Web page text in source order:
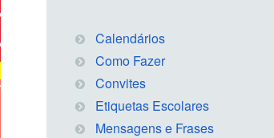
Calendários
Como Fazer
Convites
Etiquetas Escolares
Mensagens e Frases